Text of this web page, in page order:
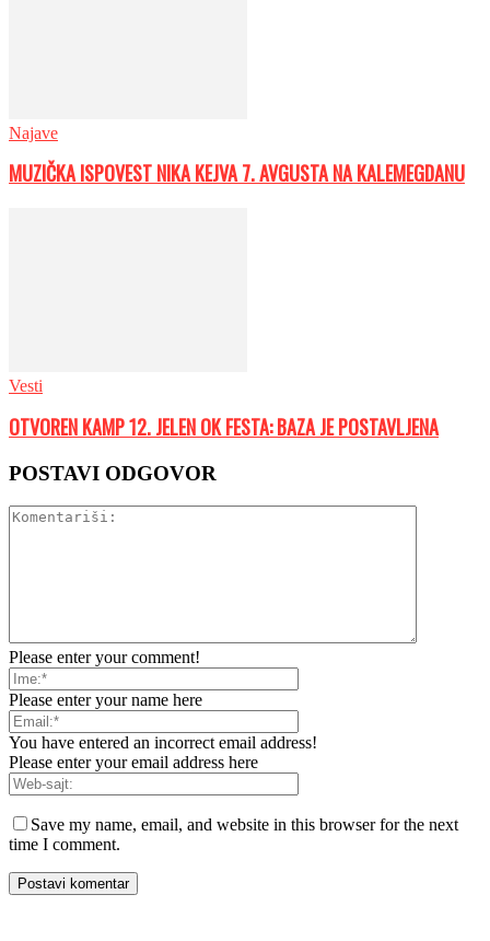
Najave
MUZIČKA ISPOVEST NIKA KEJVA 7. AVGUSTA NA KALEMEGDANU
Vesti
OTVOREN KAMP 12. JELEN OK FESTA: BAZA JE POSTAVLJENA
POSTAVI ODGOVOR
Please enter your comment!
Please enter your name here
You have entered an incorrect email address!
Please enter your email address here
Save my name, email, and website in this browser for the next
time I comment.